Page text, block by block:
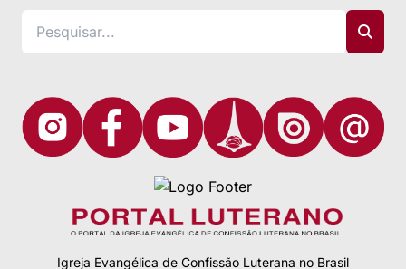
Igreja Evangélica de Confissão Luterana no Brasil